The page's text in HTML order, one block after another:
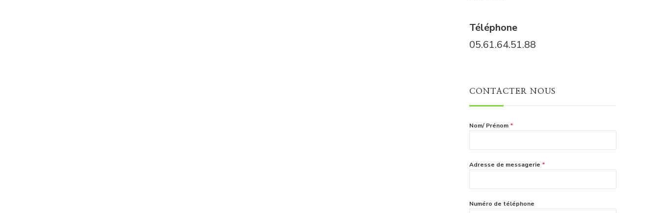
Téléphone
05.61.64.51.88
CONTACTER NOUS
Nom/ Prénom *
Adresse de messagerie *
Numéro de téléphone